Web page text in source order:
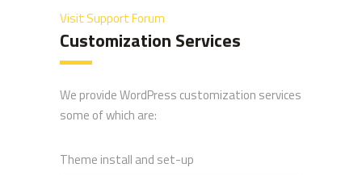
Visit Support Forum
Customization Services
We provide WordPress customization services
some of which are:
Theme install and set-up